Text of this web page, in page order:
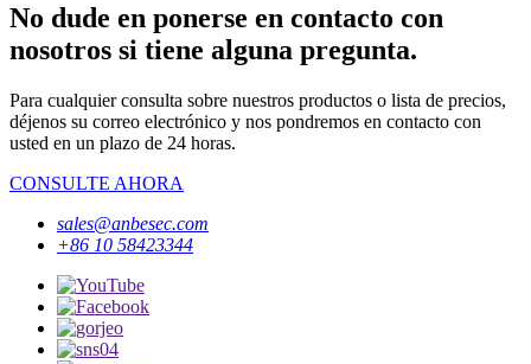
No dude en ponerse en contacto con
nosotros si tiene alguna pregunta.
Para cualquier consulta sobre nuestros productos o lista de precios,
déjenos su correo electrónico y nos pondremos en contacto con
usted en un plazo de 24 horas.
CONSULTE AHORA
sales@anbesec.com
+86 10 58423344